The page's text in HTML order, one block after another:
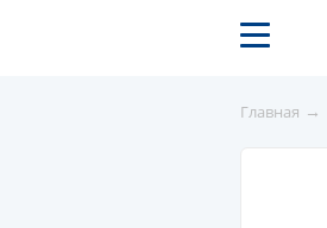
Главная →